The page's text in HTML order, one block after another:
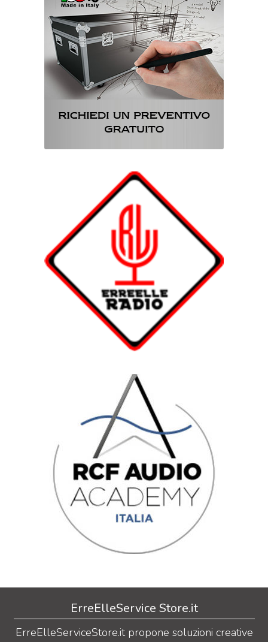
ErreElleService Store.it
ErreElleServiceStore.it propone soluzioni creative